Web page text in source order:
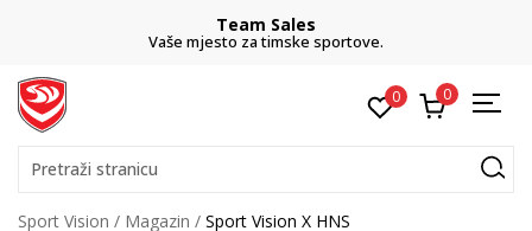
Team Sales
Vaše mjesto za timske sportove.
0 0
Pretraži stranicu
Sport Vision Magazin Sport Vision X HNS